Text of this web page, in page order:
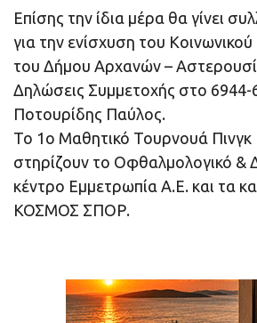
Επίσης την ίδια μέρα θα γίνει
για την ενίσχυση του
του Δήμου Αρχανών –
Δηλώσεις Συμμετοχής στο 6944-
Ποτουρίδης Παύλος.
Το 1ο Μαθητικό Τουρνουά
στηρίζουν το Οφθαλμολογικό &
κέντρο Εμμετρωπία Α.Ε. και τα
ΚΟΣΜΟΣ ΣΠΟΡ.